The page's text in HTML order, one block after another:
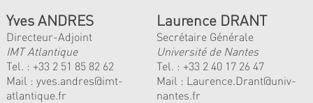
Yves ANDRES
Directeur-Adjoint
IMT Atlantique
Tel. : +33 2 51 85 82 62
Mail : yves.andres@imt-
atlantique.fr
Laurence DRANT
Secrétaire Générale
Université de Nantes
Tel. : +33 2 40 17 26 47
Mail : Laurence.Drant@univ-
nantes.fr